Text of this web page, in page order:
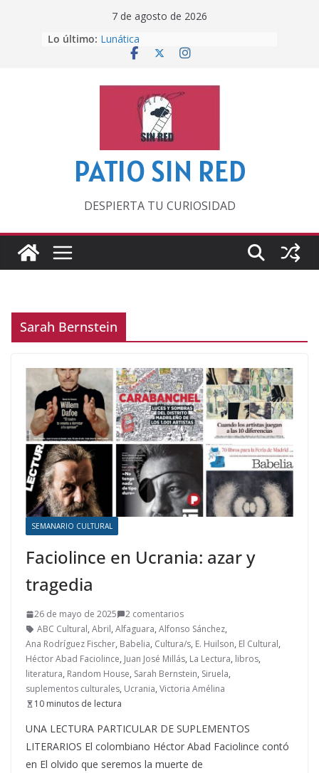
7 de agosto de 2026
Lo último: Lunática
Pero, hasta entonces…
‘La broma infinita’ de recomendar
lecturas veraniegas
Otra del Mundial
PATIO SIN RED
DESPIERTA TU CURIOSIDAD
Sarah Bernstein
SEMANARIO CULTURAL
Faciolince en Ucrania: azar y
tragedia
26 de mayo de 2025
2 comentarios
ABC Cultural, Abril, Alfaguara, Alfonso Sánchez,
Ana Rodríguez Fischer, Babelia, Cultura/s, E. Huilson, El Cultural,
Héctor Abad Faciolince, Juan José Millás, La Lectura, libros,
literatura, Random House, Sarah Bernstein, Siruela,
suplementos culturales, Ucrania, Victoria Amélina
10 minutos de lectura
UNA LECTURA PARTICULAR DE SUPLEMENTOS
LITERARIOS El colombiano Héctor Abad Faciolince contó
en El olvido que seremos la muerte de